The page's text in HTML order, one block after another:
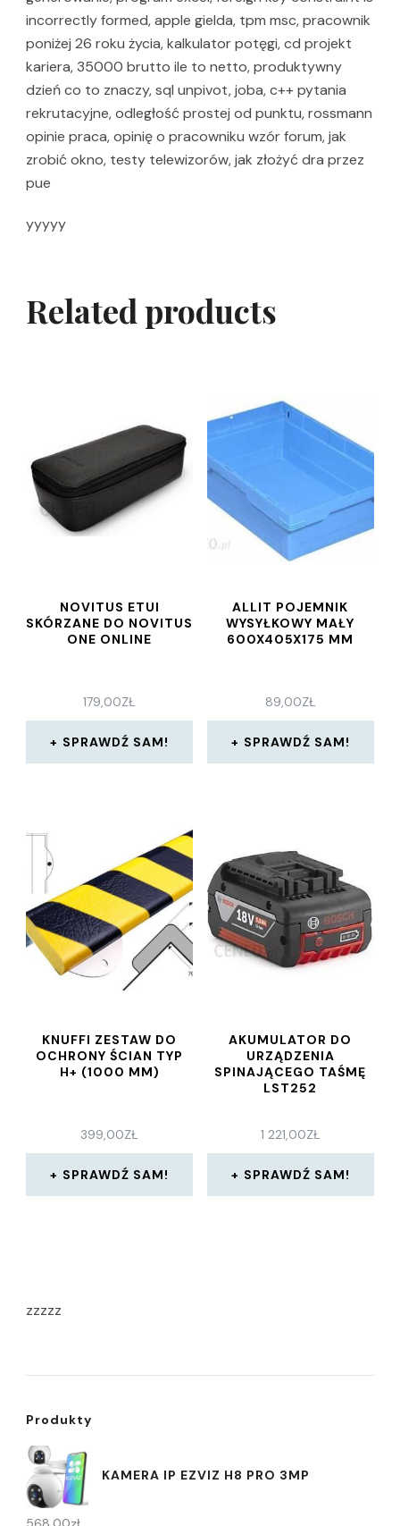
incorrectly formed, apple gielda, tpm msc, pracownik
poniżej 26 roku życia, kalkulator potęgi, cd projekt
kariera, 35000 brutto ile to netto, produktywny
dzień co to znaczy, sql unpivot, joba, c++ pytania
rekrutacyjne, odległość prostej od punktu, rossmann
opinie praca, opinię o pracowniku wzór forum, jak
zrobić okno, testy telewizorów, jak złożyć dra przez
pue
yyyyy
Related products
NOVITUS ETUI
SKÓRZANE DO NOVITUS
ONE ONLINE
179,00ZŁ
SPRAWDŹ SAM!
ALLIT POJEMNIK
WYSYŁKOWY MAŁY
600X405X175 MM
89,00ZŁ
SPRAWDŹ SAM!
KNUFFI ZESTAW DO
OCHRONY ŚCIAN TYP
H+ (1000 MM)
399,00ZŁ
SPRAWDŹ SAM!
AKUMULATOR DO
URZĄDZENIA
SPINAJĄCEGO TAŚMĘ
LST252
1 221,00ZŁ
SPRAWDŹ SAM!
zzzzz
Produkty
KAMERA IP EZVIZ H8 PRO 3MP